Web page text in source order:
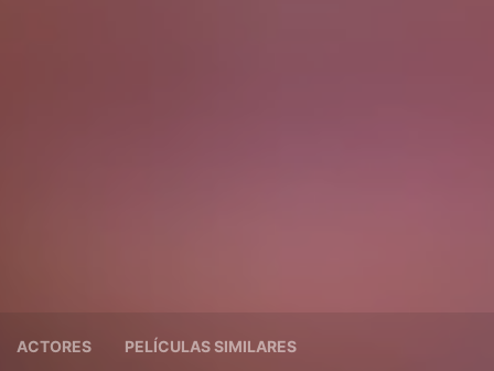
ACTORES PELÍCULAS SIMILARES